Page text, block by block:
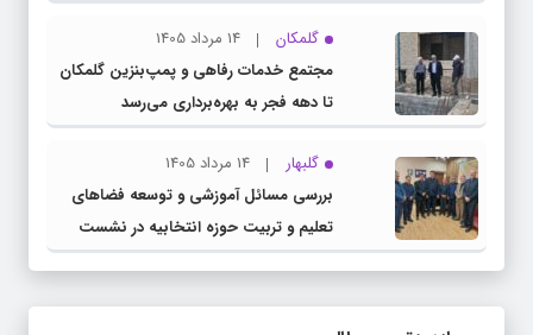
گلمکان
14 مرداد 1405
مجتمع خدمات رفاهی و پمپ‌بنزین گلمکان
تا دهه فجر به بهره‌برداری می‌رسد
گلبهار
14 مرداد 1405
بررسی مسائل آموزشی و توسعه فضاهای
تعلیم و تربیت حوزه انتخابیه در نشست
مشترک عضو کمیسیون آموزش مجلس با